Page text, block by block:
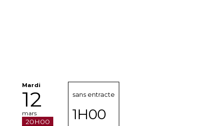
Mardi
12
mars
20H00
sans entracte
1H00